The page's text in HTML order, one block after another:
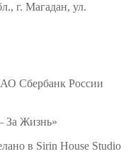
г. Магадан, ул.
Сбербанк России
Жизнь»
в Sirin House Studio